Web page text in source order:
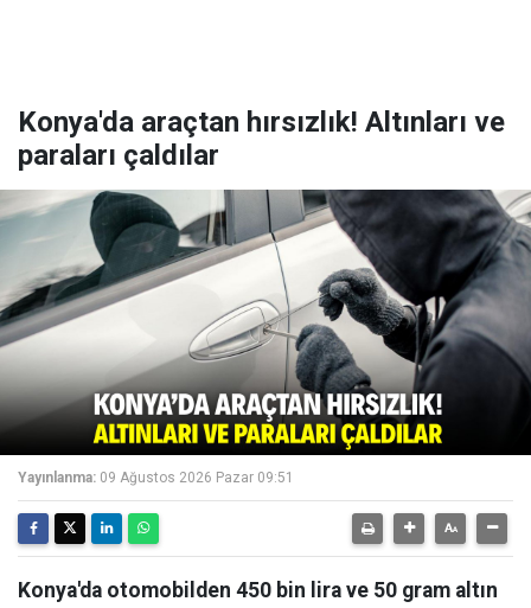
Konya'da araçtan hırsızlık! Altınları ve
paraları çaldılar
Yayınlanma: 09 Ağustos 2026 Pazar 09:51
Konya'da otomobilden 450 bin lira ve 50 gram altın